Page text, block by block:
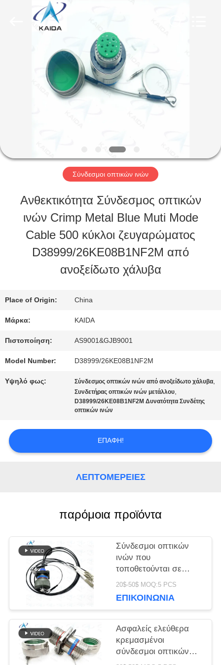
ΠΡΟΪΌΝΤΑ
ΜΕ
ΕΠΙΣΚΕΨΉ
ΕΡΓΟΣΤΑΣΊΟΥ
ΕΙΔΉΣΕΙΣ
ΥΠΟΘΈΣΕΙΣ
ΠΡΟΣΦΟΡΆ
Σύνδεσμοι οπτικών ινών
Ανθεκτικότητα Σύνδεσμος οπτικών
ινών Crimp Metal Blue Muti Mode
Cable 500 κύκλοι ζευγαρώματος
D38999/26KE08B1NF2M από
ανοξείδωτο χάλυβα
Place of Origin: China
Μάρκα: KAIDA
Πιστοποίηση: AS9001&GJB9001
Model Number: D38999/26KE08B1NF2M
Υψηλό φως: Σύνδεσμος οπτικών ινών από ανοξείδωτο χάλυβα,
Συνδετήρας οπτικών ινών μετάλλου,
D38999/26KE08B1NF2M Δυνατότητα Συνδέτης
οπτικών ινών
ΕΠΑΦΉ!
ΛΕΠΤΟΜΈΡΕΙΕΣ
παρόμοια προϊόντα
Σύνδεσμοι οπτικών
ινών που
τοποθετούνται σε
πάνελ με θηλυκό
τοποθέτηση του
ινών με διευρυμένη
δέσμη
J599E8/20MWC04N
20$-50$ MOQ:5 PCS
ΕΠΙΚΟΙΝΩΝΊΑ
Ασφαλείς ελεύθερα
κρεμασμένοι
σύνδεσμοι οπτικών
ινών με τερματισμό